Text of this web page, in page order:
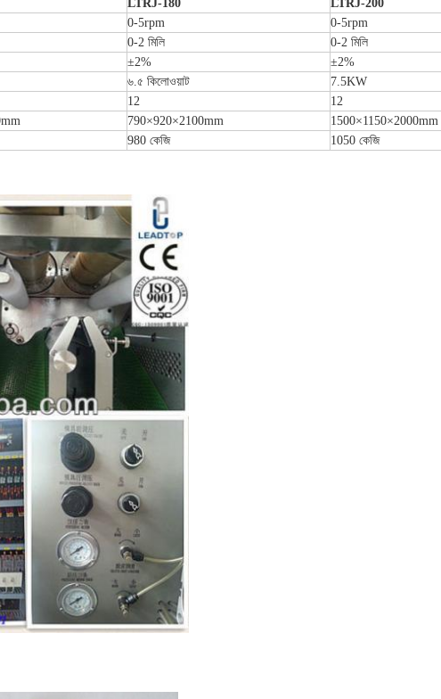
LTRJ-180 LTRJ-200
0-5rpm 0-5rpm
0-2 মিলি 0-2 মিলি
±2% ±2%
৬.৫ কিলোওয়াট 7.5KW
12 12
790×920×2100mm 1500×1150×2000mm
980 কেজি 1050 কেজি